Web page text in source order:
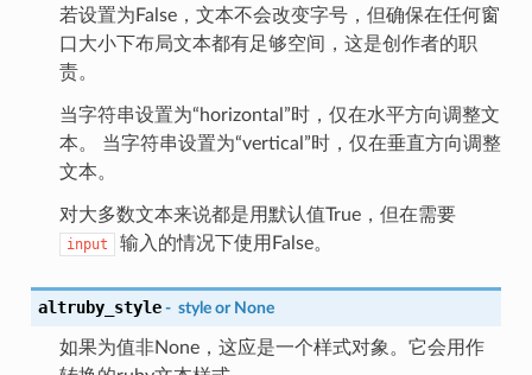
若设置为False，文本不会改变字号，但确保在任何窗
口大小下布局文本都有足够空间，这是创作者的职
责。
当字符串设置为“horizontal”时，仅在水平方向调整文
本。 当字符串设置为“vertical”时，仅在垂直方向调整
文本。
对大多数文本来说都是用默认值True，但在需要
input 输入的情况下使用False。
altruby_style - style or None
如果为值非None，这应是一个样式对象。它会用作